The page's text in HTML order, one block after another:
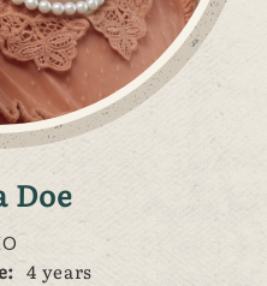
Doe
4 years